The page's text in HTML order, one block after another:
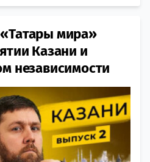
мира»
Казани и
независимости